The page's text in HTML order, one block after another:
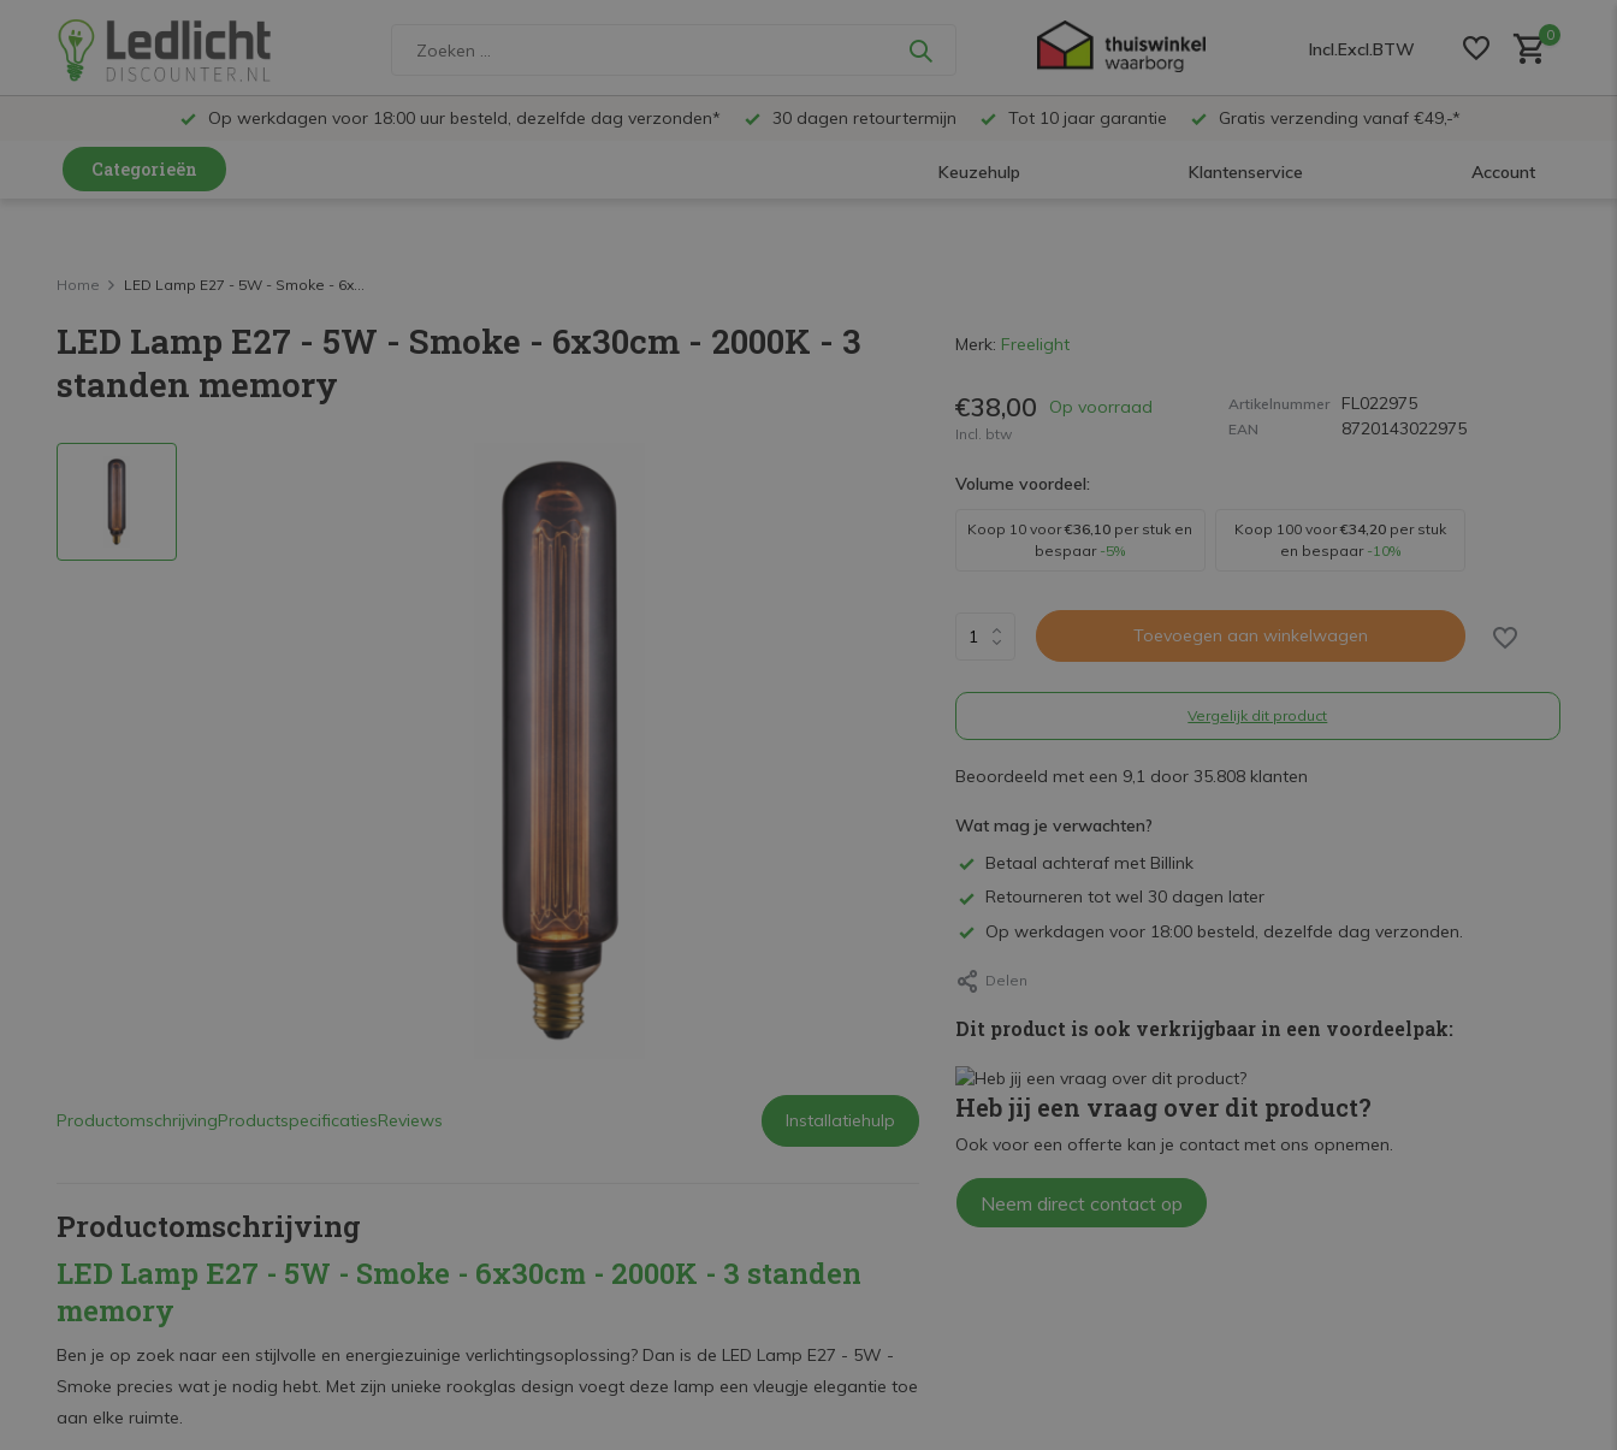
Incl.Excl.BTW
0
Op werkdagen voor 18:00 uur besteld, dezelfde dag verzonden* 30 dagen retourtermijn Tot 10 jaar garantie Gratis verzending vanaf €49,-*
Categorieën Keuzehulp Klantenservice Account
LED Railspots
LED Panelen
LED TL
Home LED Lamp E27 - 5W - Smoke - 6x...
LED Lamp E27 - 5W - Smoke - 6x30cm - 2000K - 3
standen memory
ProductomschrijvingProductspecificatiesReviews Installatiehulp
Productomschrijving
LED Lamp E27 - 5W - Smoke - 6x30cm - 2000K - 3 standen
memory
Ben je op zoek naar een stijlvolle en energiezuinige verlichtingsoplossing? Dan is de LED Lamp E27 - 5W -
Smoke precies wat je nodig hebt. Met zijn unieke rookglas design voegt deze lamp een vleugje elegantie toe
aan elke ruimte.
Merk: Freelight
€38,00 Op voorraad
Incl. btw
Artikelnummer FL022975
EAN 8720143022975
Volume voordeel:
Koop 10 voor€36,10 per stuk en
bespaar -5%
Koop 100 voor€34,20per stuk
en bespaar -10%
Toevoegen aan winkelwagen
Vergelijk dit product
Beoordeeld met een 9,1 door 35.808 klanten
Wat mag je verwachten?
Betaal achteraf met Billink
Retourneren tot wel 30 dagen later
Op werkdagen voor 18:00 besteld, dezelfde dag verzonden.
Delen
Dit product is ook verkrijgbaar in een voordeelpak:
Heb jij een vraag over dit product?
Ook voor een offerte kan je contact met ons opnemen.
Neem direct contact op